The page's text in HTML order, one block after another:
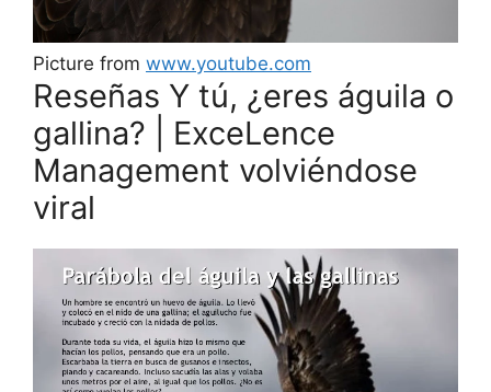
Picture from www.youtube.com
Reseñas Y tú, ¿eres águila o
gallina? | ExceLence
Management volviéndose
viral